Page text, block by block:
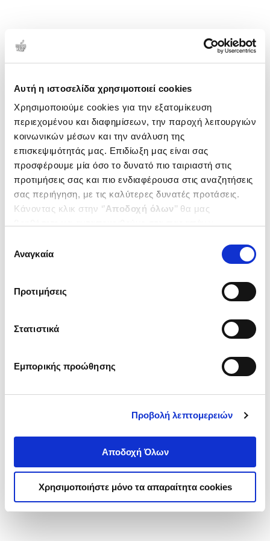
Αυτή η ιστοσελίδα χρησιμοποιεί cookies
Χρησιμοποιούμε cookies για την εξατομίκευση
περιεχομένου και διαφημίσεων, την παροχή λειτουργιών
κοινωνικών μέσων και την ανάλυση της
επισκεψιμότητάς μας. Επιδίωξη μας είναι σας
προσφέρουμε μία όσο το δυνατό πιο ταιριαστή στις
προτιμήσεις σας και πιο ενδιαφέρουσα στις αναζητήσεις
σας περιήγηση, με τις καλύτερες δυνατές προτάσεις.
Κάνοντας κλικ στην ‘’Αποδοχή όλων’’ θα μας
ενδιαφέρουν και να επιλέξετε από τα παρακάτω με την
΄΄και να ενημερωθείτε σχετικά με
συγκατάθεσης
Αναγκαία
Προτιμήσεις
Στατιστικά
Εμπορικής προώθησης
Προβολή λεπτομερειών
Αποδοχή Όλων
Χρησιμοποιήστε μόνο τα απαραίτητα cookies